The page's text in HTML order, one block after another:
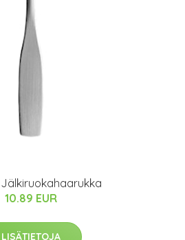
10.89 EUR
LISÄTIETOJA